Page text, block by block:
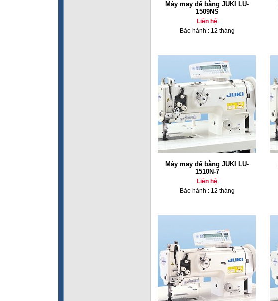
Máy may đế bằng JUKI LU-
1509NS
Liên hệ
Bảo hành : 12 tháng
Máy may đế bằng JUKI LU-
1510N-7
Liên hệ
Bảo hành : 12 tháng